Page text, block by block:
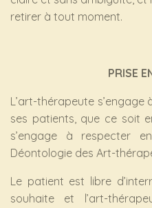
retirer à tout moment.
PRISE
L’art-thérapeute s’engage
ses patients, que ce soit
s’engage à respecter
Déontologie des Art-
Le patient est libre
souhaite et l’art-